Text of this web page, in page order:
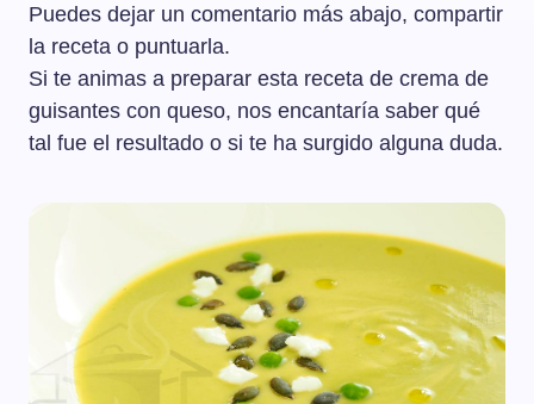
Puedes dejar un comentario más abajo, compartir
la receta o puntuarla.
Si te animas a preparar esta receta de crema de
guisantes con queso, nos encantaría saber qué
tal fue el resultado o si te ha surgido alguna duda.